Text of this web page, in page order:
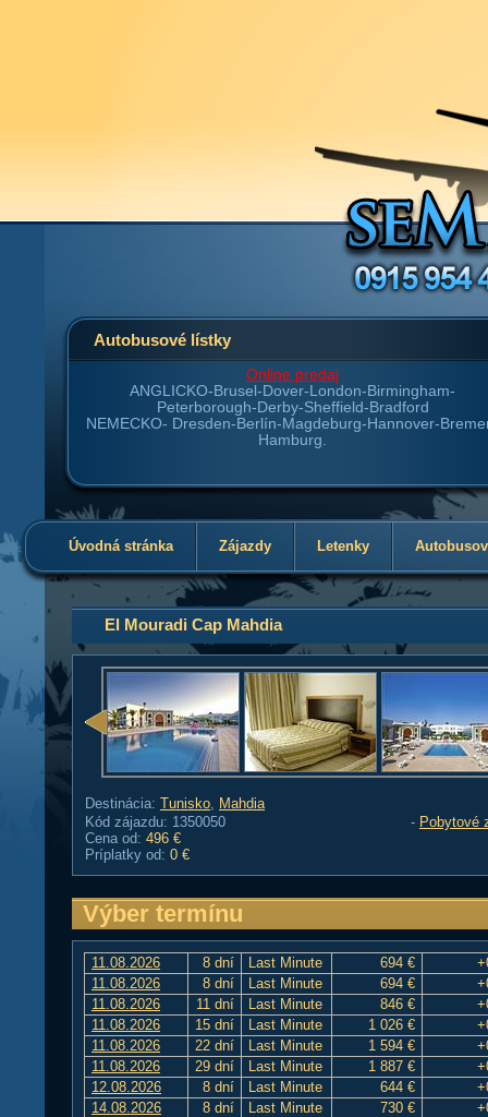
Autobusové lístky
Online predaj
ANGLICKO- Brusel-Dover-London-Birmingham-
Peterborough-Derby-Sheffield-Bradford
NEMECKO- Dresden-Berlín-Magdeburg-Hannover-
Hamburg.
Úvodná stránka Zájazdy Letenky
El Mouradi Cap Mahdia
Destinácia: Tunisko, Mahdia
Kód zájazdu: 1350050
Cena od: 496 €
Príplatky od: 0 €
- Pobytové
Výber termínu
11.08.2026 8 dní Last Minute 694 €
11.08.2026
8 dní Last Minute 694 €
11.08.2026
11 dní Last Minute 846 €
11.08.2026
15 dní Last Minute 1 026 €
11.08.2026
22 dní Last Minute 1 594 €
11.08.2026
29 dní Last Minute 1 887 €
12.08.2026
8 dní Last Minute 644 €
14.08.2026
8 dní Last Minute 730 €